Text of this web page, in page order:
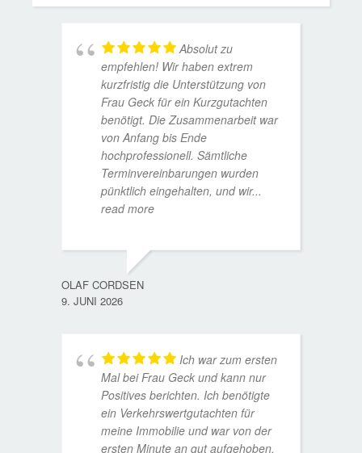
Absolut zu
empfehlen! Wir haben extrem
kurzfristig die Unterstützung von
Frau Geck für ein Kurzgutachten
benötigt. Die Zusammenarbeit war
von Anfang bis Ende
hochprofessionell. Sämtliche
Terminvereinbarungen wurden
pünktlich eingehalten, und wir...
read more
OLAF CORDSEN
9. JUNI 2026
Ich war zum ersten
Mal bei Frau Geck und kann nur
Positives berichten. Ich benötigte
ein Verkehrswertgutachten für
meine Immobilie und war von der
ersten Minute an gut aufgehoben.